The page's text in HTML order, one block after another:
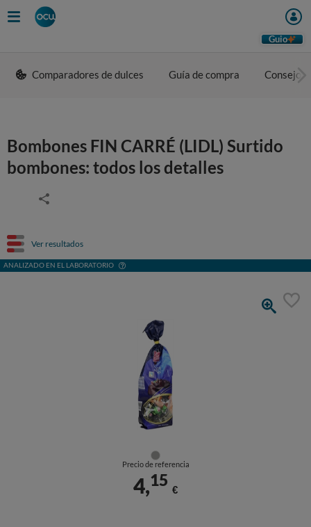
Guio
Comparadores de dulces Guía de compra Consejos
Bombones FIN CARRÉ (LIDL) Surtido
bombones: todos los detalles
Ver resultados
ANALIZADO EN EL LABORATORIO
Precio de referencia
4,15
€